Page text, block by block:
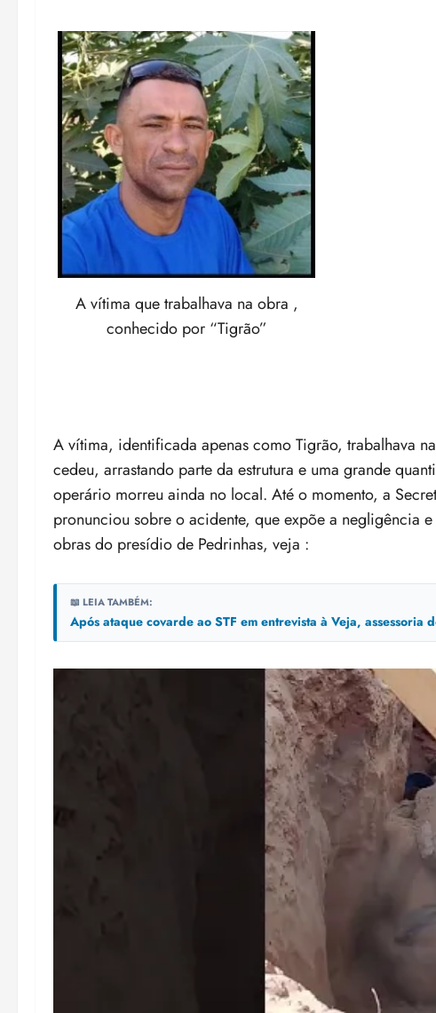
A vítima que trabalhava na obra ,
conhecido por “Tigrão”
A vítima, identificada apenas como Tigrão, trabalhava
cedeu, arrastando parte da estrutura e uma grande
operário morreu ainda no local. Até o momento, a
pronunciou sobre o acidente, que expõe a negligência
obras do presídio de Pedrinhas, veja :
📖 LEIA TAMBÉM:
Após ataque covarde ao STF em entrevista à Veja,